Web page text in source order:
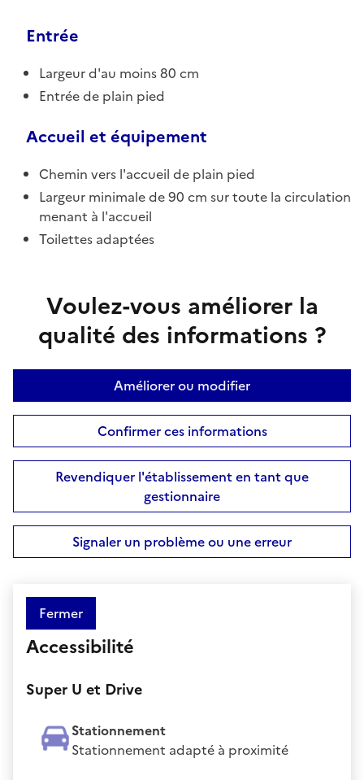
Entrée
Largeur d'au moins 80 cm
Entrée de plain pied
Accueil et équipement
Chemin vers l'accueil de plain pied
Largeur minimale de 90 cm sur toute la circulation
menant à l'accueil
Toilettes adaptées
Voulez-vous améliorer la
qualité des informations ?
Améliorer ou modifier
Confirmer ces informations
Revendiquer l'établissement en tant que
gestionnaire
Signaler un problème ou une erreur
Fermer
Accessibilité
Super U et Drive
Stationnement
Stationnement adapté à proximité